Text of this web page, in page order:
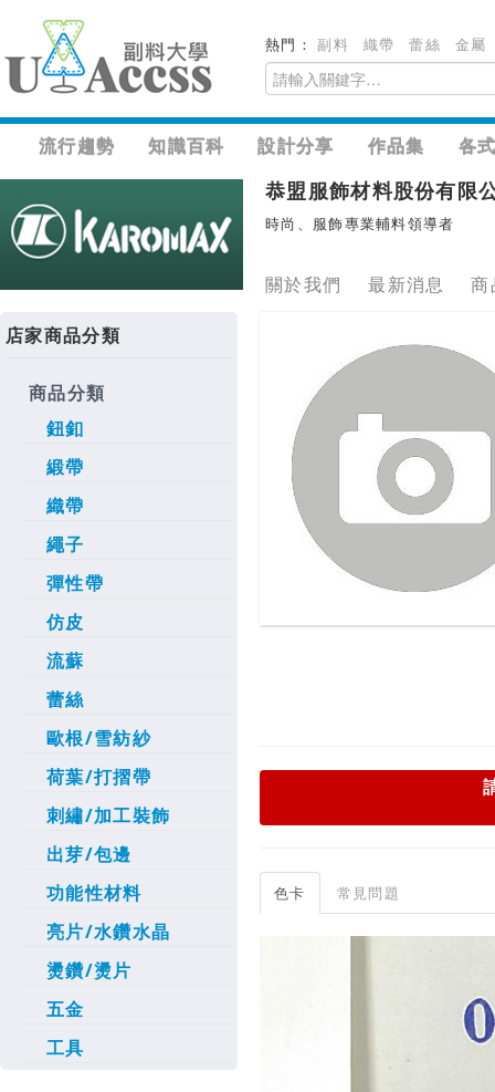
熱門：副料 織帶 蕾絲 金屬
流行趨勢 知識百科 設計分享 作品集 各
恭盟服飾材料股份有限
時尚、服飾專業輔料領導者
關於我們 最新消息 商
店家商品分類
商品分類
鈕釦
緞帶
織帶
繩子
彈性帶
仿皮
流蘇
蕾絲
歐根/雪紡紗
荷葉/打摺帶
刺繡/加工裝飾
出芽/包邊
功能性材料
亮片/水鑽水晶
燙鑽/燙片
五金
工具
色卡 常見問題